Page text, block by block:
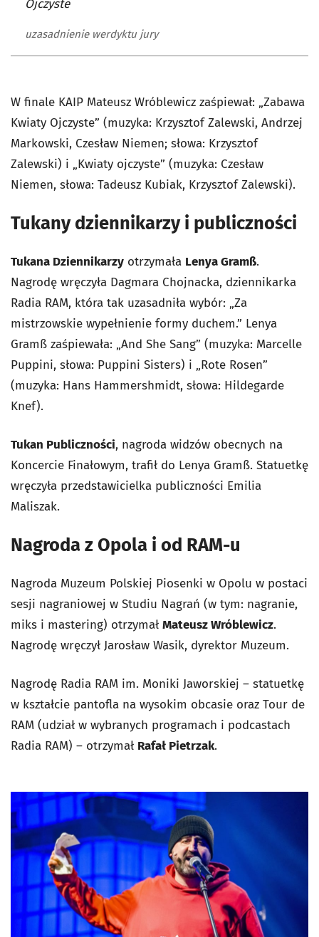
Ojczyste
uzasadnienie werdyktu jury
W finale KAIP Mateusz Wróblewicz zaśpiewał: „Zabawa
Kwiaty Ojczyste” (muzyka: Krzysztof Zalewski, Andrzej
Markowski, Czesław Niemen; słowa: Krzysztof
Zalewski) i „Kwiaty ojczyste” (muzyka: Czesław
Niemen, słowa: Tadeusz Kubiak, Krzysztof Zalewski).
Tukany dziennikarzy i publiczności
Tukana Dziennikarzy otrzymała Lenya Gramß.
Nagrodę wręczyła Dagmara Chojnacka, dziennikarka
Radia RAM, która tak uzasadniła wybór: „Za
mistrzowskie wypełnienie formy duchem.” Lenya
Gramß zaśpiewała: „And She Sang” (muzyka: Marcelle
Puppini, słowa: Puppini Sisters) i „Rote Rosen”
(muzyka: Hans Hammershmidt, słowa: Hildegarde
Knef).
Tukan Publiczności, nagroda widzów obecnych na
Koncercie Finałowym, trafił do Lenya Gramß. Statuetkę
wręczyła przedstawicielka publiczności Emilia
Maliszak.
Nagroda z Opola i od RAM-u
Nagroda Muzeum Polskiej Piosenki w Opolu w postaci
sesji nagraniowej w Studiu Nagrań (w tym: nagranie,
miks i mastering) otrzymałMateusz Wróblewicz.
Nagrodę wręczył Jarosław Wasik, dyrektor Muzeum.
Nagrodę Radia RAM im. Moniki Jaworskiej – statuetkę
w kształcie pantofla na wysokim obcasie oraz Tour de
RAM (udział w wybranych programach i podcastach
Radia RAM) – otrzymał Rafał Pietrzak.